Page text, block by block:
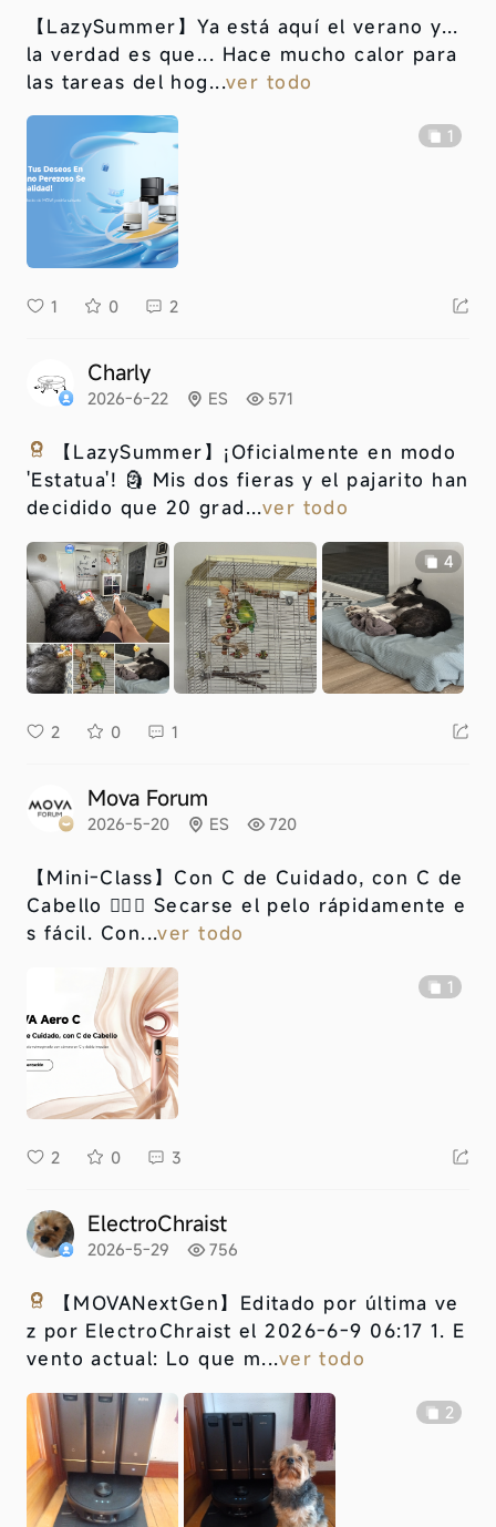
【LazySummer】Ya está aquí el verano y...
la verdad es que... Hace mucho calor para
las tareas del hog...ver todo
1
1 0 2
Charly
2026-6-22 ES 571
【LazySummer】 ¡Oficialmente en modo
'Estatua'! 🗿 Mis dos fieras y el pajarito han
decidido que 20 grad...ver todo
4
2 0 1
Mova Forum
2026-5-20 ES 720
【Mini-Class】 Con C de Cuidado, con C de
Cabello 💇‍♀️✨ Secarse el pelo rápidamente e
s fácil. Con...ver todo
1
2 0 3
ElectroChraist
2026-5-29 756
【MOVANextGen】 Editado por última ve
z por ElectroChraist el 2026-6-9 06:17 1. E
vento actual: Lo que m...ver todo
2